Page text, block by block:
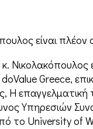
είναι
Greece,
Η
Υπηρεσιών
το University of